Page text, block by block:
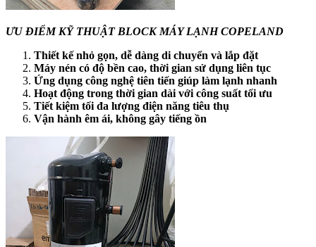
ƯU ĐIỂM KỸ THUẬT BLOCK MÁY LẠNH COPELAND
Thiết kế nhỏ gọn, dễ dàng di chuyển và lắp đặt
Máy nén có độ bền cao, thời gian sử dụng liên tục
Ứng dụng công nghệ tiên tiến giúp làm lạnh nhanh
Hoạt động trong thời gian dài với công suất tối ưu
Tiết kiệm tối đa lượng điện năng tiêu thụ
Vận hành êm ái, không gây tiếng ồn